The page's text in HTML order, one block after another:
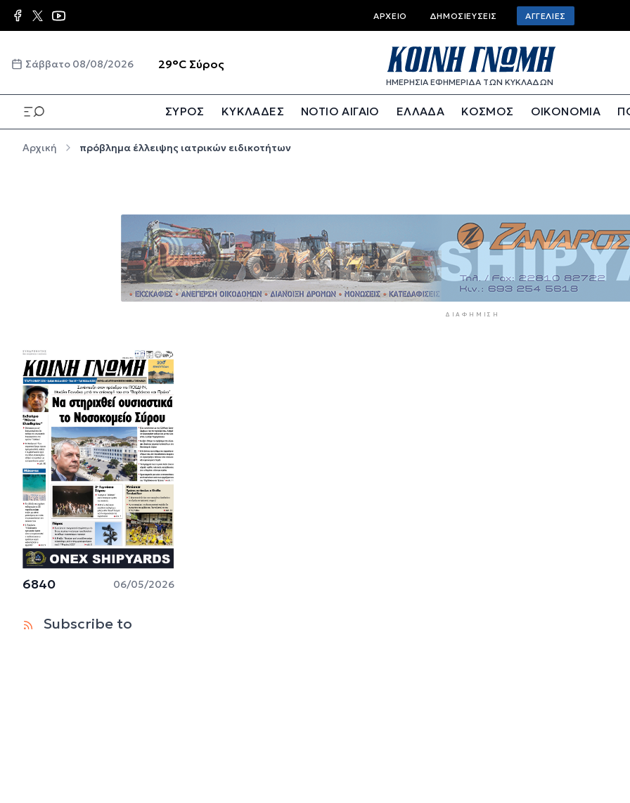
Παράκαμψη προς το κυρίως περιεχόμενο Top bar menu
ΑΡΧΕΊΟ ΔΗΜΟΣΙΕΎΣΕΙΣ ΑΓΓΕΛΊΕΣ
Σάββατο 08/08/2026 29°C Σύρος
ΗΜΕΡΗΣΙΑ ΕΦΗΜΕΡΙΔΑ ΤΩΝ ΚΥΚΛΑΔΩΝ
ΣΥΡΟΣ ΚΥΚΛΑΔΕΣ ΝΟΤΙΟ ΑΙΓΑΙΟ ΕΛΛΑΔΑ ΚΟΣΜΟΣ ΟΙΚΟΝΟΜΙΑ
Αρχική πρόβλημα έλλειψης ιατρικών ειδικοτήτων
ΔΙΑΦΉΜΙΣΗ
6840 06/05/2026
Subscribe to